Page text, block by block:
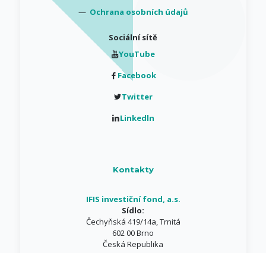
— Ochrana osobních údajů
Sociální sítě
YouTube
Facebook
Twitter
Linkedln
Kontakty
IFIS investiční fond, a.s.
Sídlo:
Čechyňská 419/14a, Trnitá
602 00 Brno
Česká Republika